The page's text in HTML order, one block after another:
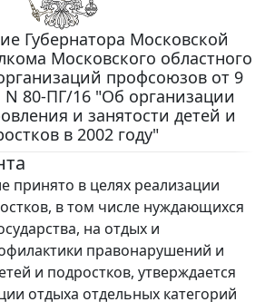
Губернатора Московской
Московского областного
профсоюзов от 9
N 80-ПГ/16 "Об организации
и занятости детей и
в 2002 году"
в целях реализации
в том числе нуждающихся
на отдых и
правонарушений и
и подростков, утверждается
отдыха отдельных категорий